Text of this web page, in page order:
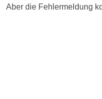
Aber die Fehlermeldung